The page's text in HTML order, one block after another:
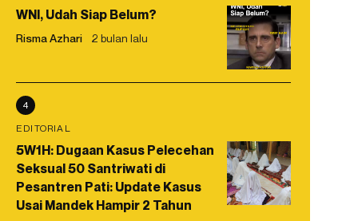
WNI, Udah Siap Belum?
Risma Azhari 2 bulan lalu
4
EDITORIAL
5W1H: Dugaan Kasus Pelecehan
Seksual 50 Santriwati di
Pesantren Pati: Update Kasus
Usai Mandek Hampir 2 Tahun